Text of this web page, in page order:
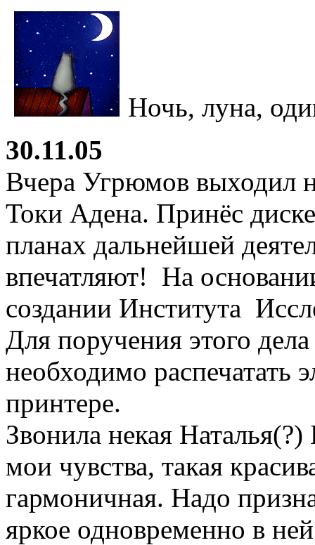
Ночь, луна,
30.11.05
Вчера Угрюмов выходил
Токи Адена. Принёс
планах дальнейшей
впечатляют! На
создании Института
Для поручения этого
необходимо распечатать
принтере.
Звонила некая
мои чувства, такая
гармоничная. Надо
яркое одновременно в